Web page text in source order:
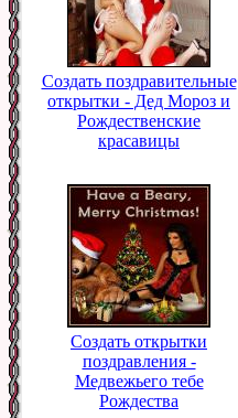
Создать поздравительные
открытки - Дед Мороз и
Рождественские
красавицы
Создать открытки
поздравления -
Медвежьего тебе
Рождества